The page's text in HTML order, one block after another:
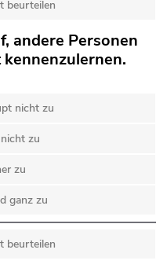
beurteilen
andere Personen
nicht zu
zu
zu
ganz zu
beurteilen